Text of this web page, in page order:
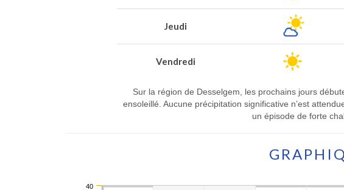
Jeudi
Vendredi
Sur la région de Desselgem, les prochains jours
ensoleillé. Aucune précipitation significative n’est
un épisode de forte
40